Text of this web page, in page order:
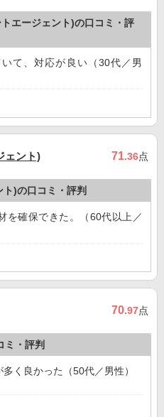
エージェント)の口コミ・評
て、対応が良い（30代／男
ェント) 71.36点
)の口コミ・評判
を確保できた。（60代以上／
70.97点
ミ・評判
く良かった（50代／男性）